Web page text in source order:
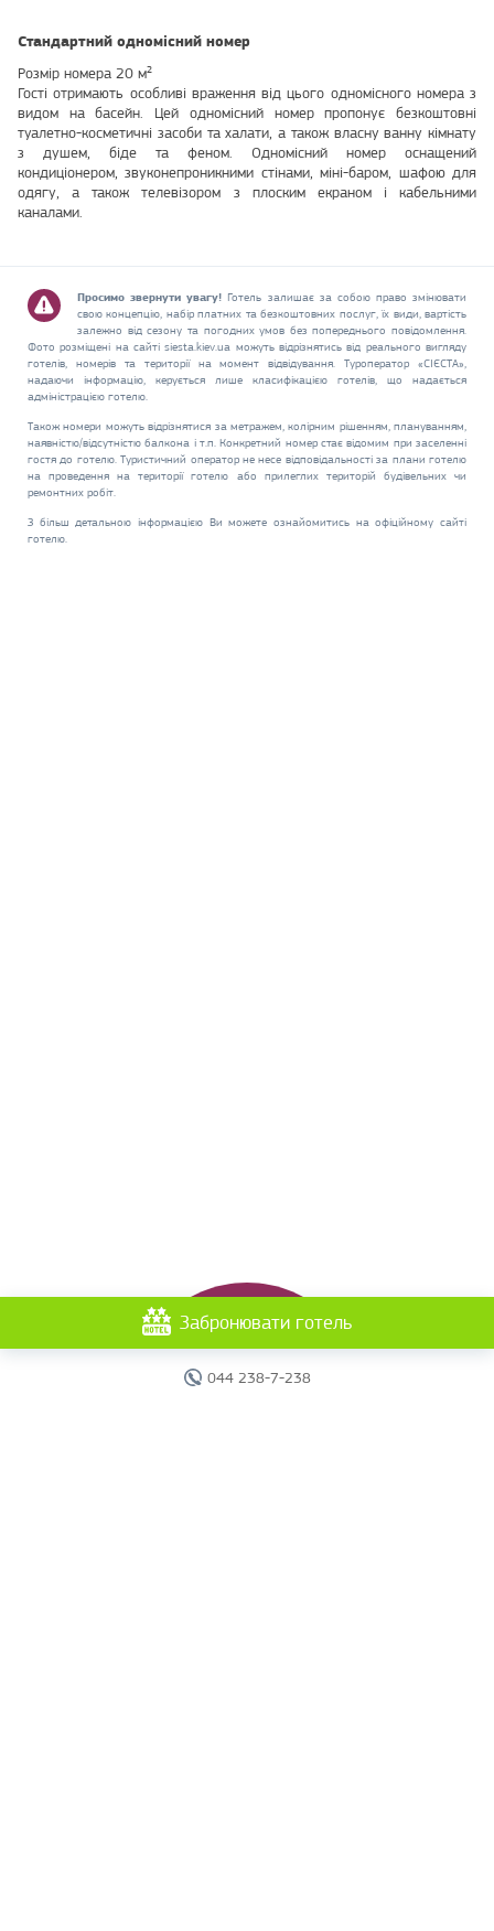
Стандартний одномісний номер
Розмір номера 20 м²
Гості отримають особливі враження від цього одномісного номера з
видом на басейн. Цей одномісний номер пропонує безкоштовні
туалетно-косметичні засоби та халати, а також власну ванну кімнату
з душем, біде та феном. Одномісний номер оснащений
кондиціонером, звуконепроникними стінами, міні-баром, шафою для
одягу, а також телевізором з плоским екраном і кабельними
каналами.
Просимо звернути увагу! Готель залишає за собою право змінювати
свою концепцію, набір платних та безкоштовних послуг, їх види, вартість
залежно від сезону та погодних умов без попереднього повідомлення.
Фото розміщені на сайті siesta.kiev.ua можуть відрізнятись від реального вигляду
готелів, номерів та території на момент відвідування. Туроператор «СІЄСТА»,
надаючи інформацію, керується лише класифікацією готелів, що надається
адміністрацією готелю.
Також номери можуть відрізнятися за метражем, колірним рішенням, плануванням,
наявністю/відсутністю балкона і т.п. Конкретний номер стає відомим при заселенні
гостя до готелю. Туристичний оператор не несе відповідальності за плани готелю
на проведення на території готелю або прилеглих територій будівельних чи
ремонтних робіт.
З більш детальною інформацією Ви можете ознайомитись на офіційному сайті
готелю.
044 238-7-238
Забронювати готель